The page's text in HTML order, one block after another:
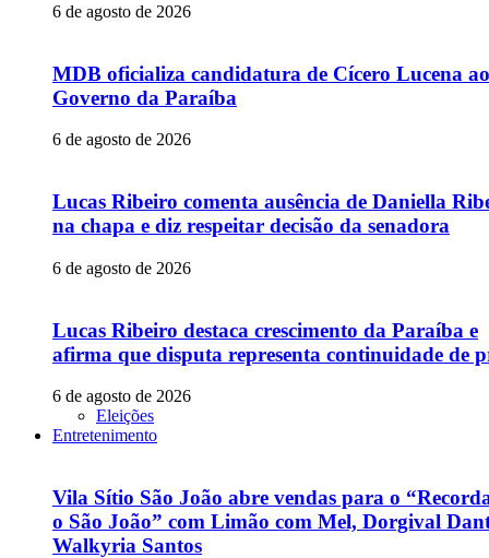
6 de agosto de 2026
MDB oficializa candidatura de Cícero Lucena ao
Governo da Paraíba
6 de agosto de 2026
Lucas Ribeiro comenta ausência de Daniella
na chapa e diz respeitar decisão da senadora
6 de agosto de 2026
Lucas Ribeiro destaca crescimento da Paraíba e
afirma que disputa representa continuidade de
6 de agosto de 2026
Eleições
Entretenimento
Vila Sítio São João abre vendas para o
o São João” com Limão com Mel, Dorgival
Walkyria Santos